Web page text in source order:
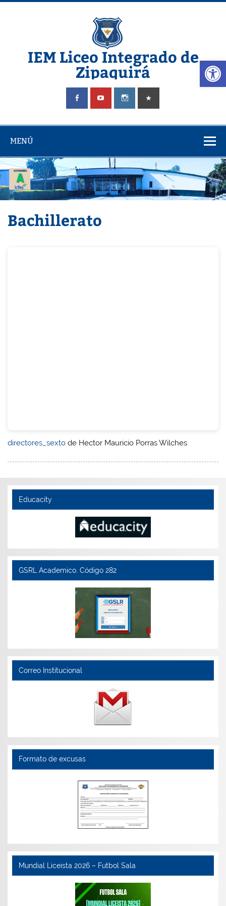
Abrir
Saltar
IEM Liceo Integrado de
Zipaquirá
Pagina del Liceo Integrado Zipaquira
MENÚ
Bachillerato
directores_sexto de Hector Mauricio Porras Wilches
Educacity
GSRL Academico. Código 282
Correo Institucional
Formato de excusas
Mundial Liceista 2026 – Futbol Sala